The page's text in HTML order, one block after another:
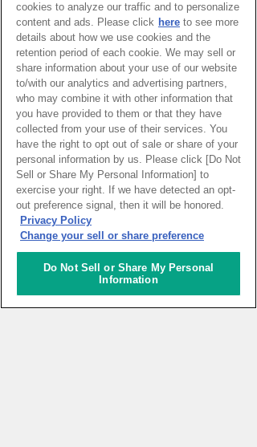
PAGE TOP
HOME
ナレッジキャピタルを知る
cookies to analyze our traffic and to personalize
content and ads. Please click here to see more
details about how we use cookies and the
retention period of each cookie. We may sell or
share information about your use of our website
to/with our analytics and advertising partners,
who may combine it with other information that
you have provided to them or that they have
collected from your use of their services. You
have the right to opt out of sale or share of your
personal information by us. Please click [Do Not
Sell or Share My Personal Information] to
exercise your right. If we have detected an opt-
out preference signal, then it will be honored.
Privacy Policy
Change your sell or share preference
Do Not Sell or Share My Personal
Information